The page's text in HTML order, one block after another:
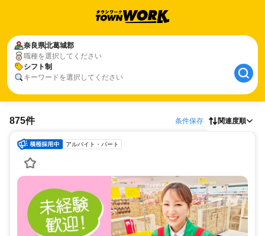
奈良県北葛城郡
職種を選択してください
シフト制
キーワードを選択してください
875件 条件保存 関連度順
アルバイト・パート